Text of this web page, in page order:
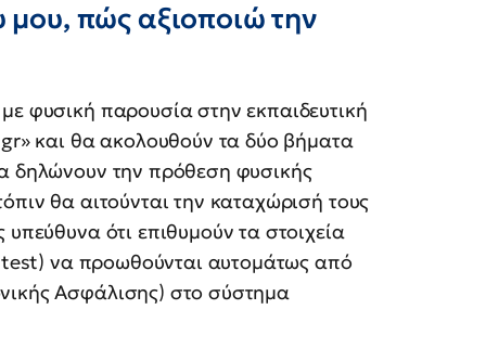
μου, πώς αξιοποιώ την
φυσική παρουσία στην εκπαιδευτική
και θα ακολουθούν τα δύο βήματα
δηλώνουν την πρόθεση φυσικής
θα αιτούνται την καταχώρισή τους
ότι επιθυμούν τα στοιχεία
να προωθούνται αυτομάτως από
Ασφάλισης) στο σύστημα